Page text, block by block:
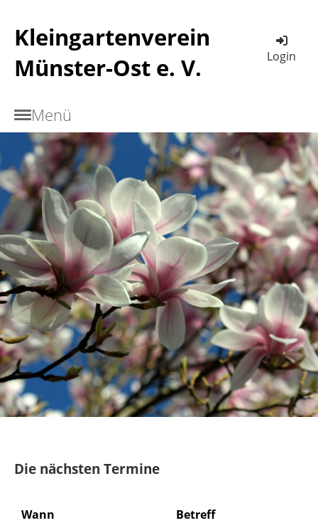
Kleingartenverein
Münster-Ost e. V.
Login
Menü
Die nächsten Termine
Wann
Betreff